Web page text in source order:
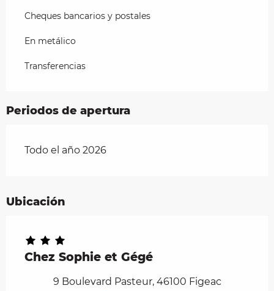
Cheques bancarios y postales
En metálico
Transferencias
Periodos de apertura
Todo el año 2026
Ubicación
Chez Sophie et Gégé
9 Boulevard Pasteur, 46100 Figeac